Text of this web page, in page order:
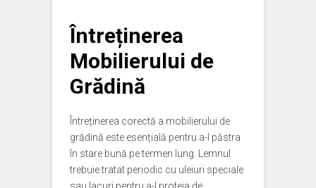
Întreținerea
Mobilierului de
Grădină
Întreținerea corectă a mobilierului de
grădină este esențială pentru a-l păstra
în stare bună pe termen lung. Lemnul
trebuie tratat periodic cu uleiuri speciale